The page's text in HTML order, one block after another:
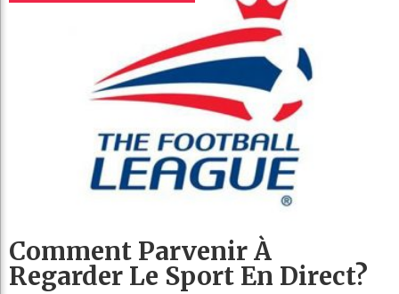
Comment Parvenir À
Regarder Le Sport En Direct?